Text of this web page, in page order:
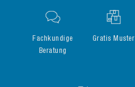
Fachkundige
Beratung
Gratis Muster